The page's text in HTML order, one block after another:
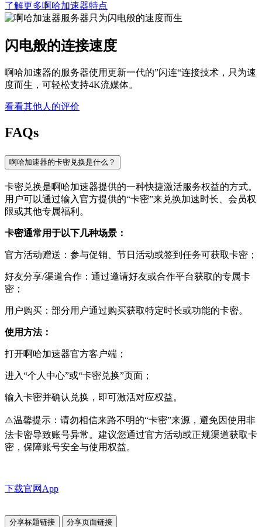
了解更多啊哈加速器特点
闪电般的连接速度
啊哈加速器的服务器使用更新一代的”闪连“连接技术，只为速
度而生，可轻松支持4K流媒体。
看看其他人的评价
FAQs
啊哈加速器的卡密兑换是什么？
卡密兑换是啊哈加速器提供的一种快捷激活服务权益的方式。
用户可以通过输入官方提供的“卡密”来兑换加速时长、会员权
限或其他专属福利。
卡密通常用于以下几种场景：
官方活动赠送：参与促销、节日活动或签到任务可获取卡密；
好友分享/渠道合作：通过邀请好友或合作平台获取的专属卡
密；
用户购买：部分用户通过购买获取特定时长或功能的卡密。
使用方法：
打开啊哈加速器官方客户端；
进入“个人中心”或“卡密兑换”页面；
输入卡密并确认兑换，即可激活对应权益。
⚠️温馨提示：请勿相信来路不明的“卡密”来源，避免因使用非
法卡密导致账号异常。建议您通过官方活动或正规渠道获取卡
密，保障账号安全与使用权益。
下载官网App
分享标题链接 分享页面链接